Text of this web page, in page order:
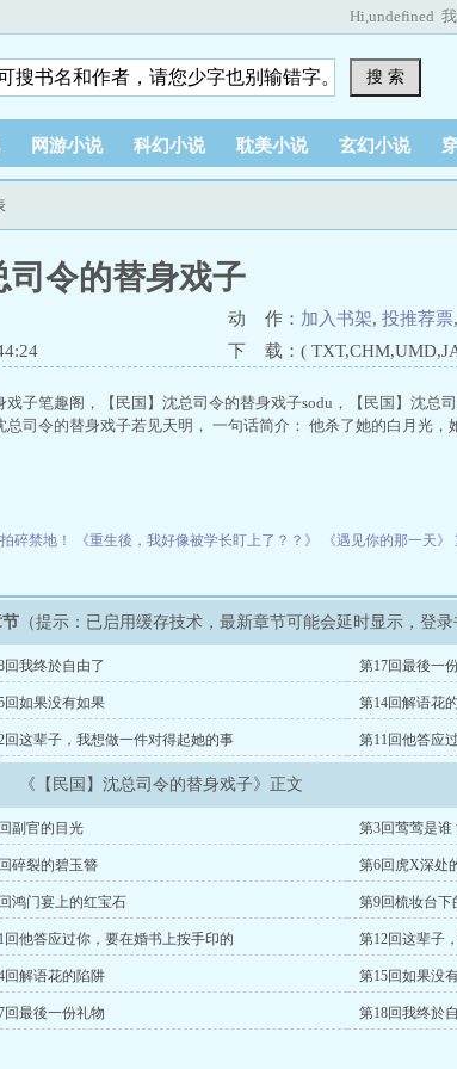
Hi,undefined
搜 索
网游小说 科幻小说 耽美小说 玄幻小说
司令的替身戏子
动 作： 加入书架, 投推荐票,
下 载：(
戏子笔趣阁，【民国】沈总司令的替身戏子sodu，【民国】沈总
司令的替身戏子若见天明， 一句话简介： 他杀了她的白月光，
碎禁地！ 《重生後，我好像被学长盯上了？？》 《遇见你的那一天》
节 （提示：已启用缓存技术，最新章节可能会延时显示，登录
回我终於自由了 第17回最後一
回如果没有如果 第14回解语花
回这辈子，我想做一件对得起她的事 第11回他答应
《【民国】沈总司令的替身戏子》正文
副官的目光 第3回莺莺是谁
碎裂的碧玉簪 第6回虎X深处
鸿门宴上的红宝石 第9回梳妆台下
回他答应过你，要在婚书上按手印的 第12回这辈子
回解语花的陷阱 第15回如果没
回最後一份礼物 第18回我终於